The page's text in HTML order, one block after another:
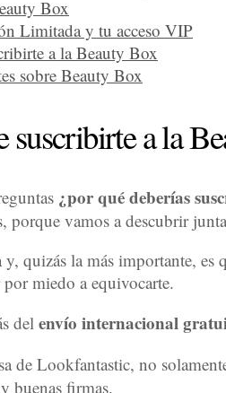
Box
Limitada y tu acceso VIP
a la Beauty Box
sobre Beauty Box
suscribirte a la
¿por qué deberías
porque vamos a descubrir
quizás la más importante, es
miedo a equivocarte.
delenvío internacional
de Lookfantastic, no
buenas firmas.